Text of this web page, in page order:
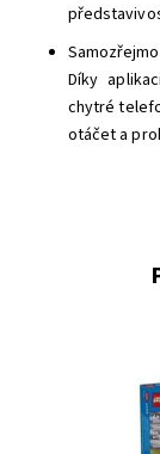
Díky
chytré
otáčet a
Fanoušci
LEGO® užijí